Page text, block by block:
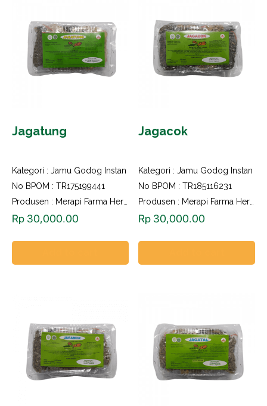
Jagatung
Kategori : Jamu Godog Instan
No BPOM : TR175199441
Rp 30,000.00
Jagacok
Kategori :Jamu Godog Instan
No BPOM : TR185116231
Rp 30,000.00